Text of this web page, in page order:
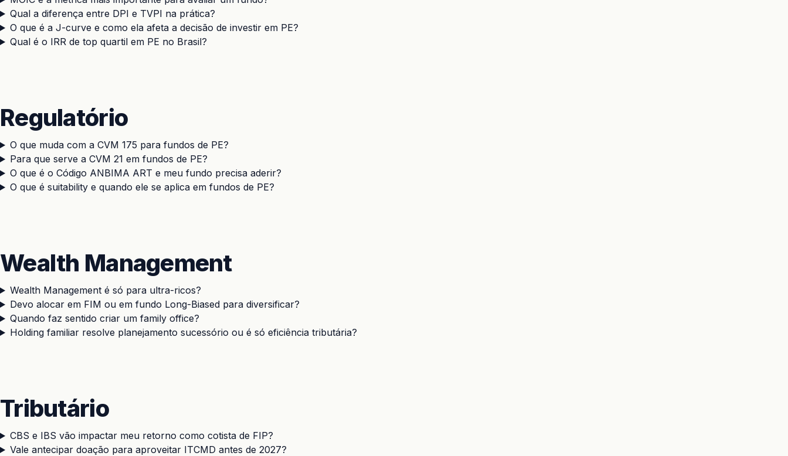
Qual a diferença entre DPI e TVPI na prática?
O que é a J-curve e como ela afeta a decisão de investir em PE?
Qual é o IRR de top quartil em PE no Brasil?
Regulatório
O que muda com a CVM 175 para fundos de PE?
Para que serve a CVM 21 em fundos de PE?
O que é o Código ANBIMA ART e meu fundo precisa aderir?
O que é suitability e quando ele se aplica em fundos de PE?
Wealth Management
Wealth Management é só para ultra-ricos?
Devo alocar em FIM ou em fundo Long-Biased para diversificar?
Quando faz sentido criar um family office?
Holding familiar resolve planejamento sucessório ou é só eficiência tributária?
Tributário
CBS e IBS vão impactar meu retorno como cotista de FIP?
Vale antecipar doação para aproveitar ITCMD antes de 2027?